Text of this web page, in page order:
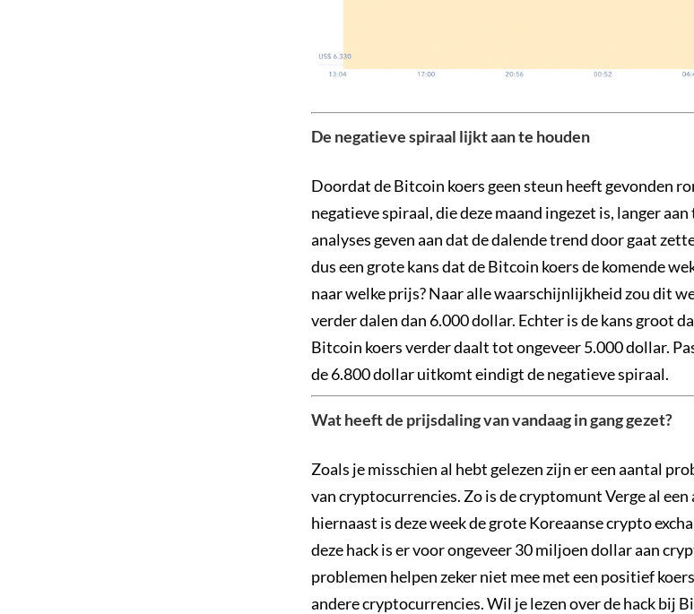
De negatieve spiraal lijkt aan te houden
Doordat de Bitcoin koers geen steun heeft gevonden
negatieve spiraal, die deze maand ingezet is, langer
analyses geven aan dat de dalende trend door gaat
dus een grote kans dat de Bitcoin koers de komende
naar welke prijs? Naar alle waarschijnlijkheid zou dit
verder dalen dan 6.000 dollar. Echter is de kans groot
Bitcoin koers verder daalt tot ongeveer 5.000 dollar.
de 6.800 dollar uitkomt eindigt de negatieve spiraal.
Wat heeft de prijsdaling van vandaag in gang gezet?
Zoals je misschien al hebt gelezen zijn er een aantal
van cryptocurrencies. Zo is de cryptomunt Verge al een
hiernaast is deze week de grote Koreaanse crypto
deze hack is er voor ongeveer 30 miljoen dollar aan
problemen helpen zeker niet mee met een positief
andere cryptocurrencies. Wil je lezen over de hack bij